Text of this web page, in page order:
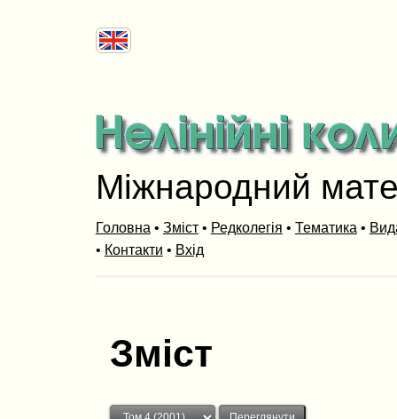
Міжнародний
Головна • Зміст• Редколегія • Тематика •
• Контакти • Вхід
Зміст